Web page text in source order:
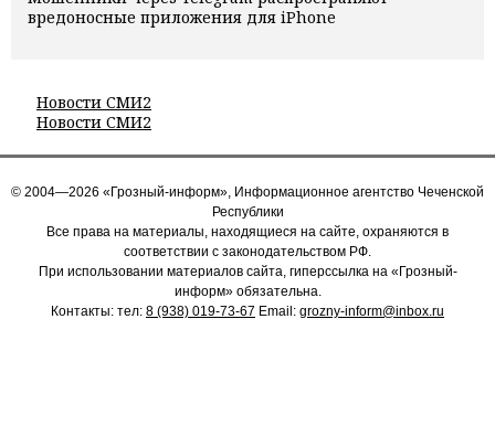
вредоносные приложения для iPhone
Новости СМИ2
Новости СМИ2
© 2004—2026 «Грозный-информ», Информационное агентство Чеченской
Республики
Все права на материалы, находящиеся на сайте, охраняются в
соответствии с законодательством РФ.
При использовании материалов сайта, гиперссылка на «Грозный-
информ» обязательна.
Контакты: тел: 8 (938) 019-73-67 Email: grozny-inform@inbox.ru